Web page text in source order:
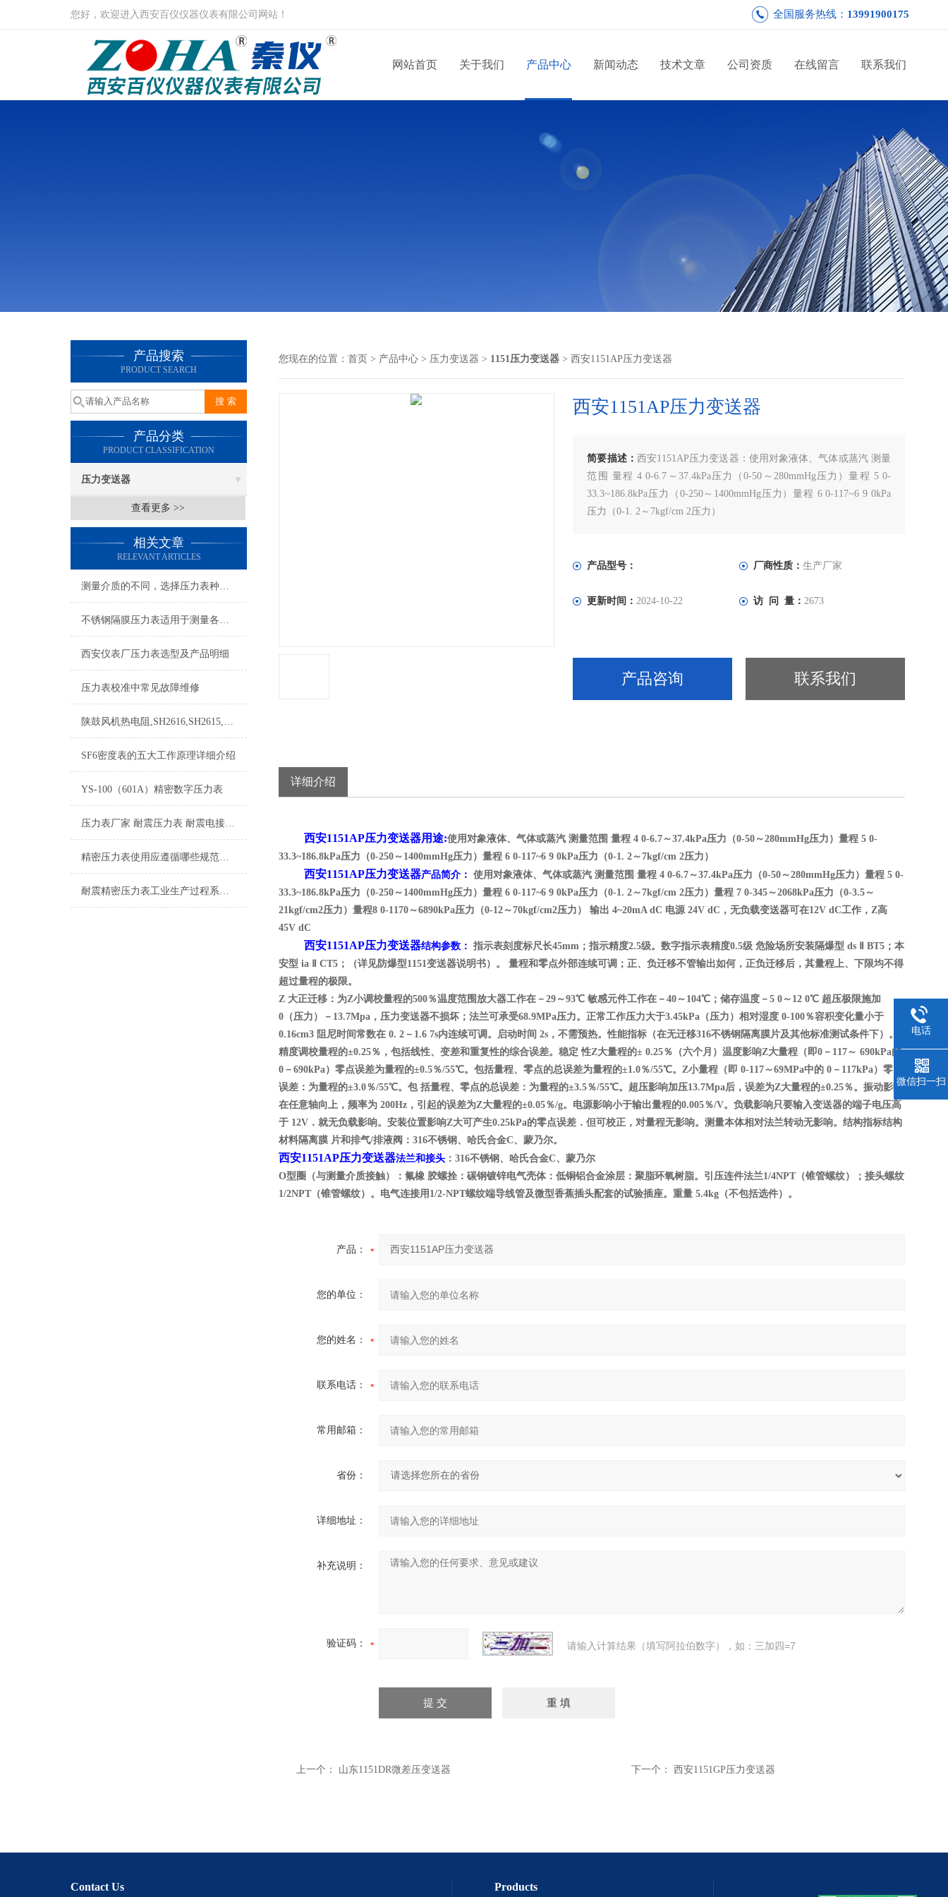
您好，欢迎进入西安百仪仪器仪表有限公司网站！ 全国服务热线： 13991900175
网站首页 关于我们 产品中心 新闻动态 技术文章 公司资质 在线留言 联系我们
产品搜索
PRODUCT SEARCH
产品分类
PRODUCT CLASSIFICATION
压力变送器
查看更多 >>
相关文章
RELEVANT ARTICLES
测量介质的不同，选择压力表种类也不同
不锈钢隔膜压力表适用于测量各种酸、碱等腐蚀性介质
西安仪表厂压力表选型及产品明细
压力表校准中常见故障维修
陕鼓风机热电阻,SH2616,SH2615,SH2620,SH2621
SF6密度表的五大工作原理详细介绍
YS-100（601A）精密数字压力表
压力表厂家 耐震压力表 耐震电接点压力表 隔膜压力表
精密压力表使用应遵循哪些规范，如何使用更精确？
耐震精密压力表工业生产过程系统组成
您现在的位置： 首页 > 产品中心 > 压力变送器 > 1151压力变送器 > 西安1151AP压力变送器
西安1151AP压力变送器
简要描述： 西安1151AP压力变送器：使用对象液体、气体或蒸汽 测量
范围 量程 4 0-6.7～37.4kPa压力（0-50～280mmHg压力）量程 5 0-
33.3~186.8kPa压力（0-250～1400mmHg压力）量程 6 0-117~6 9 0kPa
压力（0-1. 2～7kgf/cm 2压力）
产品型号： 厂商性质： 生产厂家
更新时间：2024-10-22 访 问 量： 2673
产品咨询 联系我们
详细介绍
西安1151AP压力变送器用途:使用对象液体、气体或蒸汽 测量范围 量程 4 0-6.7～37.4kPa压力（0-50～280mmHg压力）量程 5 0-
33.3~186.8kPa压力（0-250～1400mmHg压力）量程 6 0-117~6 9 0kPa压力（0-1. 2～7kgf/cm 2压力）
西安1151AP压力变送器产品简介： 使用对象液体、气体或蒸汽 测量范围 量程 4 0-6.7～37.4kPa压力（0-50～280mmHg压力）量程 5 0-
33.3~186.8kPa压力（0-250～1400mmHg压力）量程 6 0-117~6 9 0kPa压力（0-1. 2～7kgf/cm 2压力）量程 7 0-345～2068kPa压力（0-3.5～
21kgf/cm2压力）量程8 0-1170～6890kPa压力（0-12～70kgf/cm2压力） 输出 4~20mA dC 电源 24V dC，无负载变送器可在12V dC工作，Z高
45V dC
西安1151AP压力变送器结构参数： 指示表刻度标尺长45mm；指示精度2.5级。数字指示表精度0.5级 危险场所安装隔爆型 ds Ⅱ BT5；本
安型 ia Ⅱ CT5；（详见防爆型1151变送器说明书）。 量程和零点外部连续可调；正、负迁移不管输出如何，正负迁移后，其量程上、下限均不得
超过量程的极限。
Z 大正迁移：为Z小调校量程的500％温度范围放大器工作在－29～93℃ 敏感元件工作在－40～104℃；储存温度－5 0～12 0℃ 超压极限施加
0（压力）－13.7Mpa，压力变送器不损坏；法兰可承受68.9MPa压力。正常工作压力大于3.45kPa（压力）相对湿度 0-100％容积变化量小于
0.16cm3 阻尼时间常数在 0. 2－1.6 7s内连续可调。启动时间 2s，不需预热。性能指标（在无迁移316不锈钢隔离膜片及其他标准测试条件下）。
精度调校量程的±0.25％，包括线性、变差和重复性的综合误差。稳定 性Z大量程的± 0.25％（六个月）温度影响Z大量程（即0－117～ 690kPa的
0－690kPa）零点误差为量程的±0.5％/55℃。包括量程、零点的总误差为量程的±1.0％/55℃。Z小量程（即 0-117～69MPa中的 0－117kPa）零点
误差：为量程的±3.0％/55℃。包 括量程、零点的总误差：为量程的±3.5％/55℃。超压影响加压13.7Mpa后，误差为Z大量程的±0.25％。振动影响
在任意轴向上，频率为 200Hz，引起的误差为Z大量程的±0.05％/g。电源影响小于输出量程的0.005％/V。负载影响只要输入变送器的端子电压高
于 12V．就无负载影响。安装位置影响Z大可产生0.25kPa的零点误差．但可校正，对量程无影响。测量本体相对法兰转动无影响。结构指标结构
材料隔离膜 片和排气/排液阀：316不锈钢、哈氏合金C、蒙乃尔。
西安1151AP压力变送器法兰和接头 ：316不锈钢、哈氏合金C、蒙乃尔
O型圈（与测量介质接触）：氟橡 胶螺拴：碳钢镀锌电气壳体：低铜铝合金涂层：聚脂环氧树脂。引压连件法兰1/4NPT（锥管螺纹）；接头螺纹
1/2NPT（锥管螺纹）。电气连接用1/2-NPT螺纹端导线管及微型香蕉插头配套的试验插座。重量 5.4kg（不包括选件）。
产品：
您的单位：
您的姓名：
联系电话：
常用邮箱：
省份：
详细地址：
补充说明：
验证码： 请输入计算结果（填写阿拉伯数字），如：三加四=7
上一个： 山东1151DR微差压变送器 下一个： 西安1151GP压力变送器
Contact Us Products
电话
微信扫一扫